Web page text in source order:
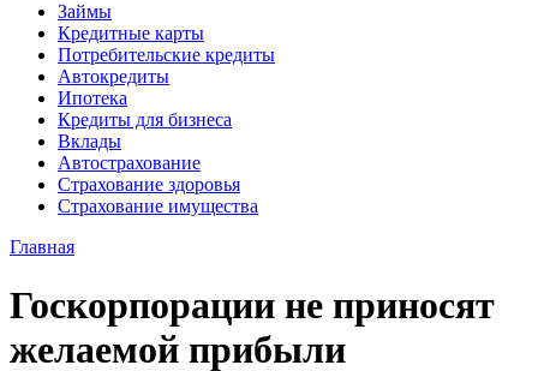
Займы
Кредитные карты
Потребительские кредиты
Автокредиты
Ипотека
Кредиты для бизнеса
Вклады
Автострахование
Страхование здоровья
Страхование имущества
Главная
Госкорпорации не приносят
желаемой прибыли